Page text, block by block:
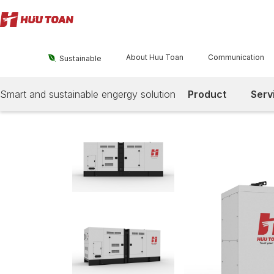
 Sustainable About Huu Toan Communication
Product
Smart and sustainable engergy solution